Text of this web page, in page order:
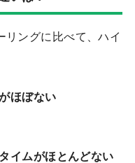
リングに比べて、ハイ
ほぼない
イムがほとんどない